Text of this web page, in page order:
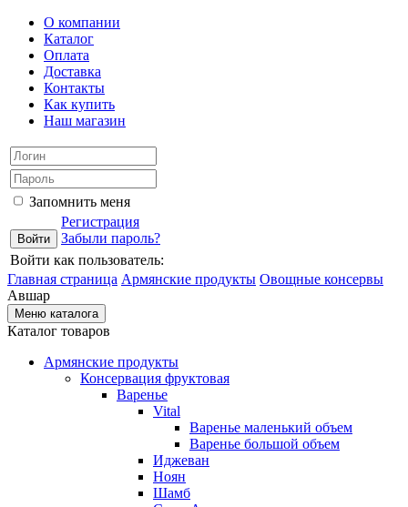
О компании
Каталог
Оплата
Доставка
Контакты
Как купить
Наш магазин
Запомнить меня
Регистрация
Забыли пароль?
Войти как пользователь:
Главная страница Армянские продукты Овощные консервы
Авшар
Меню каталога
Каталог товаров
Армянские продукты
Консервация фруктовая
Варенье
Vital
Варенье маленький объем
Варенье большой объем
Иджеван
Ноян
Шамб